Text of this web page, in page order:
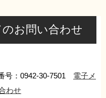
お問い合わせ
号：0942-30-7501 電子メ
わせ